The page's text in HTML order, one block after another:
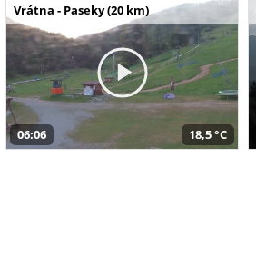
Vrátna - Paseky (20 km)
06:06 18,5 °C